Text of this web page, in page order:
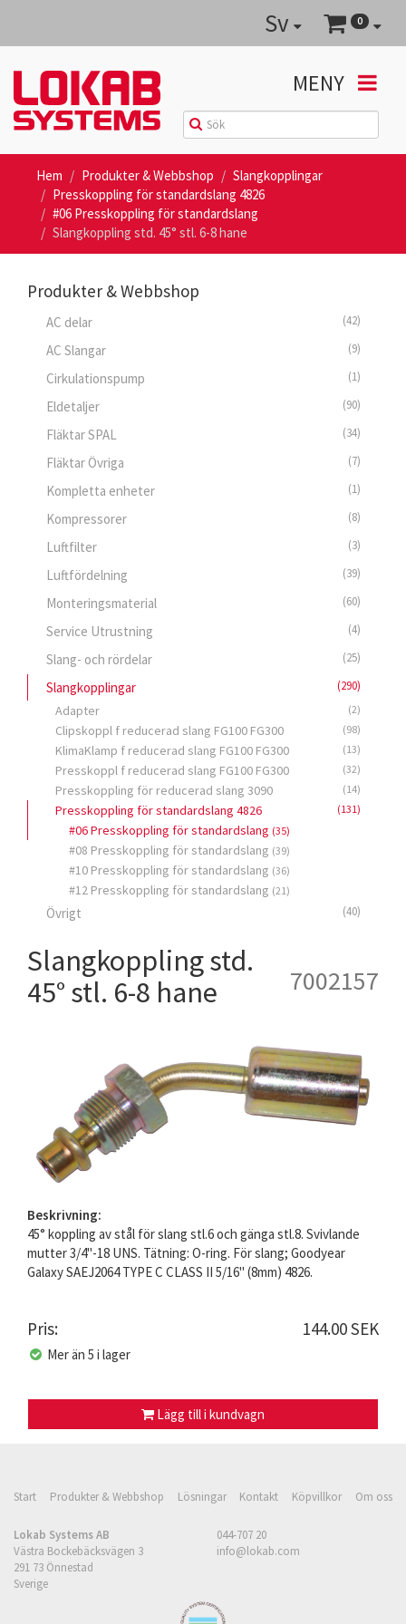
0
Sv
MENY
Hem Produkter & Webbshop
Slangkopplingar
Presskoppling för standardslang 4826
#06 Presskoppling för standardslang
Slangkoppling std. 45° stl. 6-8 hane
Produkter & Webbshop
AC delar (42)
AC Slangar (9)
Cirkulationspump (1)
Eldetaljer (90)
Fläktar SPAL (34)
Fläktar Övriga (7)
Kompletta enheter (1)
Kompressorer (8)
Luftfilter (3)
Luftfördelning (39)
Monteringsmaterial (60)
Service Utrustning (4)
Slang- och rördelar (25)
Slangkopplingar (290)
Adapter (2)
Clipskoppl f reducerad slang FG100 FG300 (98)
KlimaKlamp f reducerad slang FG100 FG300 (13)
Presskoppl f reducerad slang FG100 FG300 (32)
Presskoppling för reducerad slang 3090 (14)
Presskoppling för standardslang 4826 (131)
#06 Presskoppling för standardslang (35)
#08 Presskoppling för standardslang (39)
#10 Presskoppling för standardslang (36)
#12 Presskoppling för standardslang (21)
Övrigt (40)
7002157
Slangkoppling std.
45° stl. 6-8 hane
Beskrivning:
45° koppling av stål för slang stl.6 och gänga stl.8. Svivlande
mutter 3/4"-18 UNS. Tätning: O-ring. För slang; Goodyear
Galaxy SAEJ2064 TYPE C CLASS II 5/16" (8mm) 4826.
Pris: 144.00 SEK
Mer än 5 i lager
Lägg till i kundvagn
Start Produkter & Webbshop Lösningar Kontakt Köpvillkor Om oss
Lokab Systems AB
Västra Bockebäcksvägen 3
291 73 Önnestad
Sverige
044-707 20
info@lokab.com